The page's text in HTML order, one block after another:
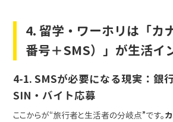
4. 留学・ワーホリは「カ
番号＋SMS）」が生活イ
4-1. SMSが必要になる現実：銀
SIN・バイト応募
ここからが“旅行者と生活者の分岐点”です。